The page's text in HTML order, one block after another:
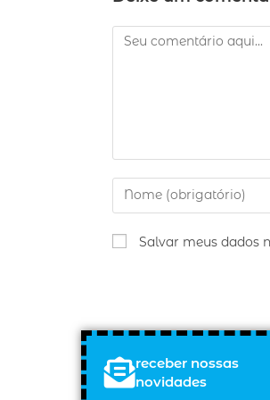
Salvar meus dados
receber nossas
novidades